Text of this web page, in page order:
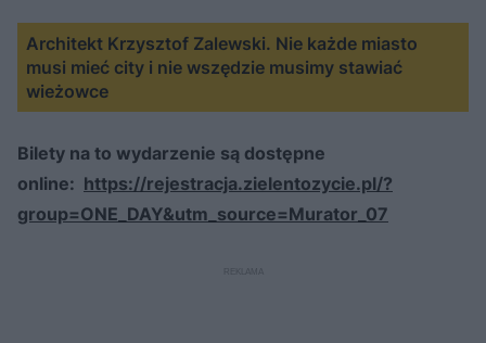
Architekt Krzysztof Zalewski. Nie każde miasto
musi mieć city i nie wszędzie musimy stawiać
wieżowce
Bilety na to wydarzenie są dostępne
online: https://rejestracja.zielentozycie.pl/?
group=ONE_DAY&utm_source=Murator_07